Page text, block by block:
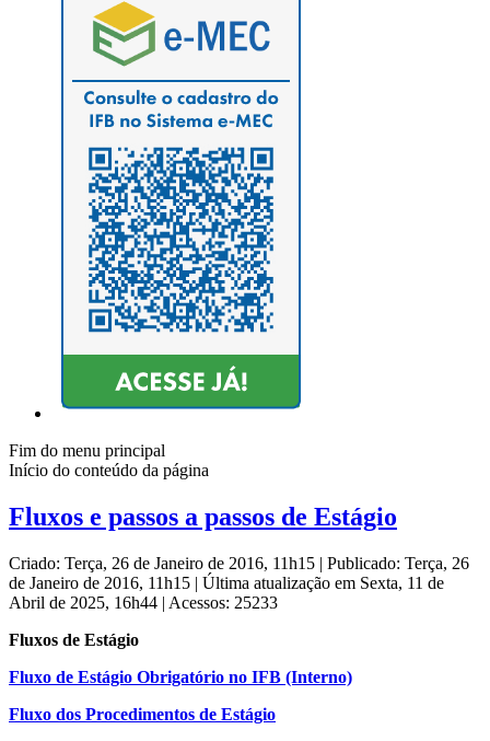
Fim do menu principal
Início do conteúdo da página
Fluxos e passos a passos de Estágio
Criado: Terça, 26 de Janeiro de 2016, 11h15 | Publicado: Terça, 26
de Janeiro de 2016, 11h15 | Última atualização em Sexta, 11 de
Abril de 2025, 16h44 | Acessos: 25233
Fluxos de Estágio
Fluxo de Estágio Obrigatório no IFB (Interno)
Fluxo dos Procedimentos de Estágio